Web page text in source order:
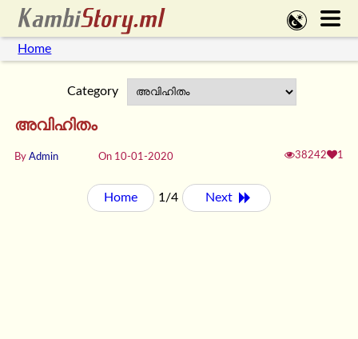
Home
Category
അവിഹിതം
By Admin On 10-01-2020 38242 1
Home 1/4 Next